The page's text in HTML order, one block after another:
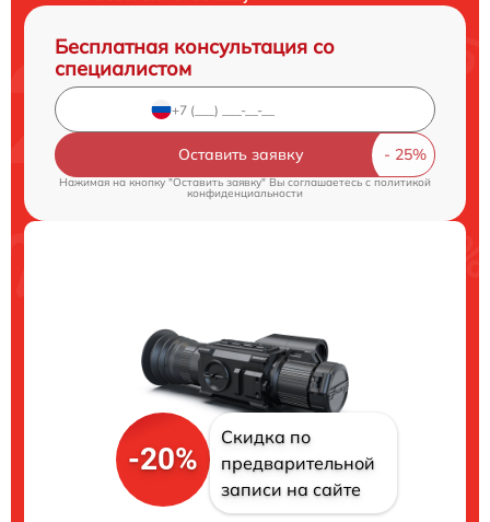
Бесплатная консультация со
специалистом
Оставить заявку
Нажимая на кнопку "Оставить заявку" Вы соглашаетесь c политикой
конфиденциальности
-20%
Скидка по
предварительной
записи на сайте